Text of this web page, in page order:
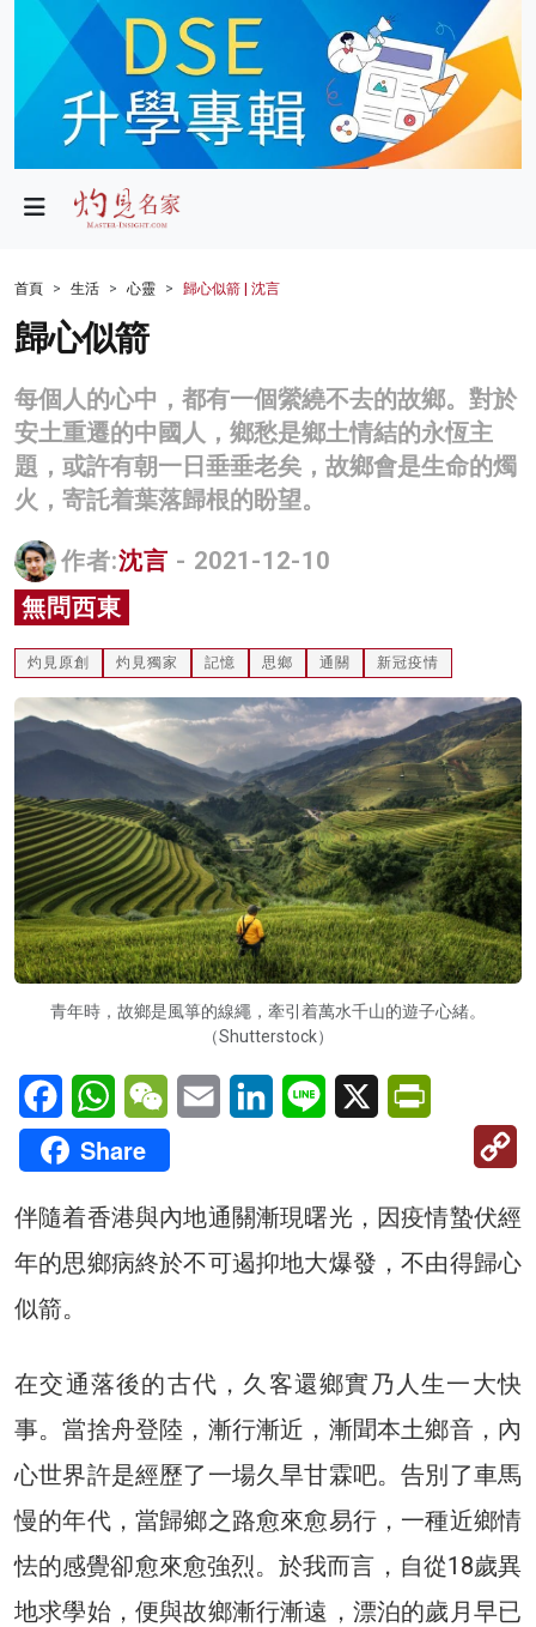
政局
財經
生活
商業
科技
名家榜
灼見活動
關於我們
首頁 生活 心靈 歸心似箭 | 沈言
歸心似箭
每個人的心中，都有一個縈繞不去的故鄉。對於
安土重遷的中國人，鄉愁是鄉土情結的永恆主
題，或許有朝一日垂垂老矣，故鄉會是生命的燭
火，寄託着葉落歸根的盼望。
作者:沈言 - 2021-12-10
無問西東
灼見原創 灼見獨家 記憶 思鄉 通關 新冠疫情
青年時，故鄉是風箏的線繩，牽引着萬水千山的遊子心緒。
（Shutterstock）
FacebookWhatsAppWeChatEmail LinkedInLine X
Share
伴隨着香港與內地通關漸現曙光，因疫情蟄伏經
年的思鄉病終於不可遏抑地大爆發，不由得歸心
似箭。
在交通落後的古代，久客還鄉實乃人生一大快
事。當捨舟登陸，漸行漸近，漸聞本土鄉音，內
心世界許是經歷了一場久旱甘霖吧。告別了車馬
慢的年代，當歸鄉之路愈來愈易行，一種近鄉情
怯的感覺卻愈來愈強烈。於我而言，自從18歲異
地求學始，便與故鄉漸行漸遠，漂泊的歲月早已